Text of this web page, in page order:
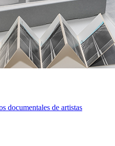
documentales de artistas